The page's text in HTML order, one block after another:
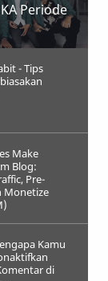
Periode
- Tips
Make
Blog:
Pre-
Monetize
Kamu
di